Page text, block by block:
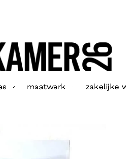
maatwerk zakelijke